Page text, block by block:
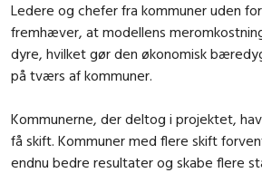
Ledere og chefer fra kommuner uden
fremhæver, at modellens
dyre, hvilket gør den økonomisk
på tværs af kommuner.
Kommunerne, der deltog i projektet,
få skift. Kommuner med flere skift
endnu bedre resultater og skabe flere